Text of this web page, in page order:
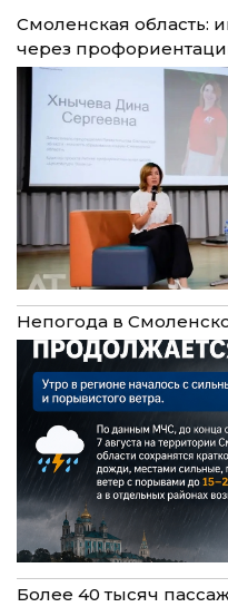
Смоленская область:
через
Непогода в
Более 40 тысяч